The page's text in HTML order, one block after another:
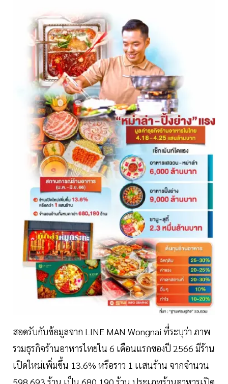
สอดรับกับข้อมูลจาก LINE MAN Wongnai ที่ระบุว่า ภาพ
รวมธุรกิจร้านอาหารไทยใน 6 เดือนแรกของปี 2566 มีร้าน
เปิดใหม่เพิ่มขึ้น 13.6% หรือราว 1 เเสนร้าน จากจำนวน